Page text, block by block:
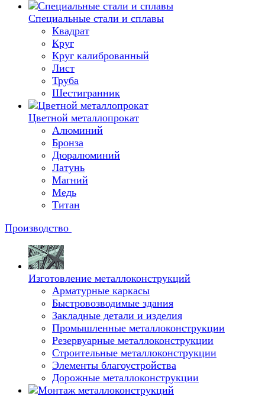
Специальные стали и сплавы
Квадрат
Круг
Круг калиброванный
Лист
Труба
Шестигранник
Цветной металлопрокат
Алюминий
Бронза
Дюралюминий
Латунь
Магний
Медь
Титан
Производство
Изготовление металлоконструкций
Арматурные каркасы
Быстровозводимые здания
Закладные детали и изделия
Промышленные металлоконструкции
Резервуарные металлоконструкции
Строительные металлоконструкции
Элементы благоустройства
Дорожные металлоконструкции